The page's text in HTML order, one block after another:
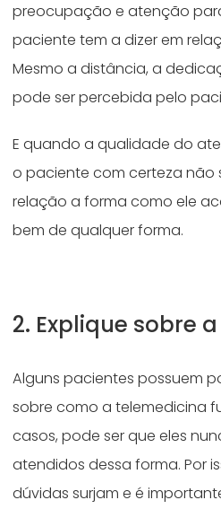
preocupação e atenção
paciente tem a dizer em
Mesmo a distância, a
pode ser percebida pelo
E quando a qualidade do
o paciente com certeza não
relação a forma como ele
bem de qualquer forma.
2. Explique sobre
Alguns pacientes possuem
sobre como a telemedicina
casos, pode ser que eles
atendidos dessa forma. Por
dúvidas surjam e é